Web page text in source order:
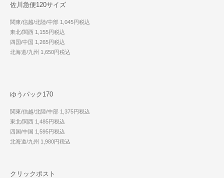
佐川急便120サイズ
関東/信越/北陸/中部 1,045円税込
東北/関西 1,155円税込
四国/中国 1,265円税込
北海道/九州 1,650円税込
ゆうパック170
関東/信越/北陸/中部 1,375円税込
東北/関西 1,485円税込
四国/中国 1,595円税込
北海道/九州 1,980円税込
クリックポスト